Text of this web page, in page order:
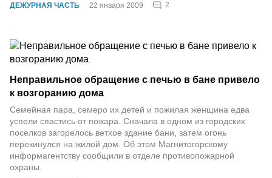
ДЕЖУРНАЯ ЧАСТЬ 22 января 2009 2
Неправильное обращение с печью в бане привело
к возгоранию дома
Семейная пара, семеро их детей и пожилая женщина едва
успели спастись от пожара. Сначала в одном из городских
поселков загорелось ветхое здание бани, затем огонь
перекинулся на жилой дом. Об этом Магнитогорскому
информагентству сообщили в отделе противопожарной
охраны.